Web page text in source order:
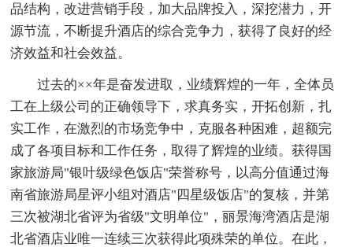
品结构，改进营销手段，加大品牌投入，深挖潜力，开
源节流，不断提升酒店的综合竞争力，获得了良好的经
济效益和社会效益。
过去的××年是奋发进取，业绩辉煌的一年，全体员
工在上级公司的正确领导下，求真务实，开拓创新，扎
实工作，在激烈的市场竞争中，克服各种困难，超额完
成了各项目标和工作任务，取得了辉煌的业绩。获得国
家旅游局"银叶级绿色饭店"荣誉称号，以高分值通过海
南省旅游局星评小组对酒店"四星级饭店"的复核，并第
三次被湖北省评为省级"文明单位"，丽景海湾酒店是湖
北省酒店业唯一连续三次获得此项殊荣的单位。在此，